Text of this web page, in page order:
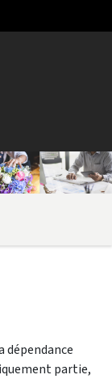
dépendance
partie,